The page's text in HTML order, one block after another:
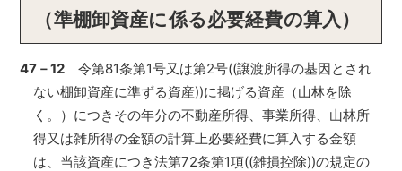
（準棚卸資産に係る必要経費の算入）
47－12令第81条第1号又は第2号((譲渡所得の基因とされ
ない棚卸資産に準ずる資産))に掲げる資産（山林を除
く。）につきその年分の不動産所得、事業所得、山林所
得又は雑所得の金額の計算上必要経費に算入する金額
は、当該資産につき法第72条第1項((雑損控除))の規定の